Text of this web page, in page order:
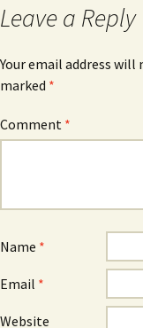
Leave a Reply
Your email address will
marked *
Comment *
Name *
Email *
Website